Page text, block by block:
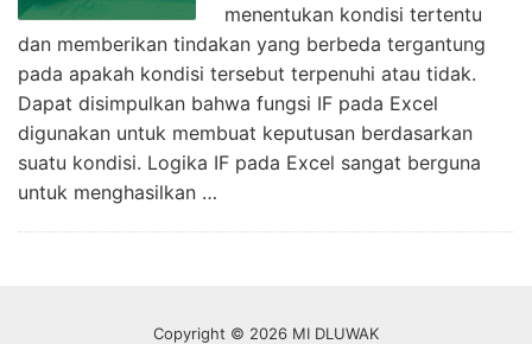
menentukan kondisi tertentu
dan memberikan tindakan yang berbeda tergantung
pada apakah kondisi tersebut terpenuhi atau tidak.
Dapat disimpulkan bahwa fungsi IF pada Excel
digunakan untuk membuat keputusan berdasarkan
suatu kondisi. Logika IF pada Excel sangat berguna
untuk menghasilkan …
Copyright © 2026 MI DLUWAK